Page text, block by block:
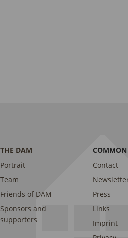
THE DAM
Portrait
Team
Friends of DAM
Sponsors and
supporters
COMMON
Contact
Press
Links
Imprint